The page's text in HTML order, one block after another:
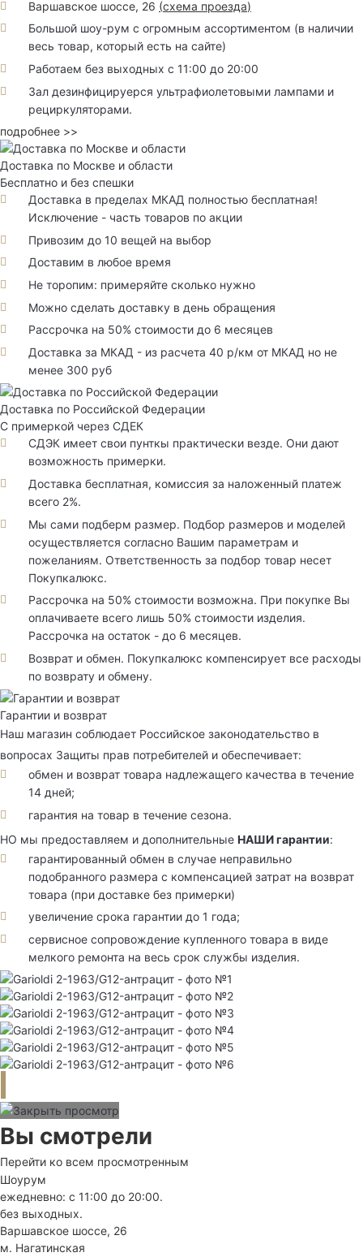
Варшавское шоссе, 26 (схема проезда)
Большой шоу-рум с огромным ассортиментом (в наличии
весь товар, который есть на сайте)
Работаем без выходных с 11:00 до 20:00
Зал дезинфицируерся ультрафиолетовыми лампами и
рециркуляторами.
подробнее >>
Доставка по Москве и области
Бесплатно и без спешки
Доставка в пределах МКАД полностью бесплатная!
Исключение - часть товаров по акции
Привозим до 10 вещей на выбор
Доставим в любое время
Не торопим: примеряйте сколько нужно
Можно сделать доставку в день обращения
Рассрочка на 50% стоимости до 6 месяцев
Доставка за МКАД - из расчета 40 р/км от МКАД но не
менее 300 руб
Доставка по Российской Федерации
С примеркой через СДЕК
СДЭК имеет свои пунткы практически везде. Они дают
возможность примерки.
Доставка бесплатная, комиссия за наложенный платеж
всего 2%.
Мы сами подберм размер. Подбор размеров и моделей
осуществляется согласно Вашим параметрам и
пожеланиям. Ответственность за подбор товар несет
Покупкалюкс.
Рассрочка на 50% стоимости возможна. При покупке Вы
оплачиваете всего лишь 50% стоимости изделия.
Рассрочка на остаток - до 6 месяцев.
Возврат и обмен. Покупкалюкс компенсирует все расходы
по возврату и обмену.
Гарантии и возврат
Наш магазин соблюдает Российское законодательство в
вопросах Защиты прав потребителей и обеспечивает:
обмен и возврат товара надлежащего качества в течение
14 дней;
гарантия на товар в течение сезона.
НО мы предоставляем и дополнительные НАШИ гарантии:
гарантированный обмен в случае неправильно
подобранного размера с компенсацией затрат на возврат
товара (при доставке без примерки)
увеличение срока гарантии до 1 года;
сервисное сопровождение купленного товара в виде
мелкого ремонта на весь срок службы изделия.
Вы смотрели
Перейти ко всем просмотренным
Шоурум
ежедневно: с 11:00 до 20:00.
без выходных.
Варшавское шоссе, 26
м. Нагатинская